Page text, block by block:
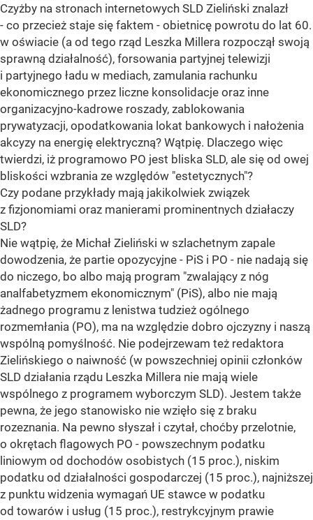
Czyżby na stronach internetowych SLD Zieliński znalazł
- co przecież staje się faktem - obietnicę powrotu do lat 60.
w oświacie (a od tego rząd Leszka Millera rozpoczął swoją
sprawną działalność), forsowania partyjnej telewizji
i partyjnego ładu w mediach, zamulania rachunku
ekonomicznego przez liczne konsolidacje oraz inne
organizacyjno-kadrowe roszady, zablokowania
prywatyzacji, opodatkowania lokat bankowych i nałożenia
akcyzy na energię elektryczną? Wątpię. Dlaczego więc
twierdzi, iż programowo PO jest bliska SLD, ale się od owej
bliskości wzbrania ze względów "estetycznych"?
Czy podane przykłady mają jakikolwiek związek
z fizjonomiami oraz manierami prominentnych działaczy
SLD?
Nie wątpię, że Michał Zieliński w szlachetnym zapale
dowodzenia, że partie opozycyjne - PiS i PO - nie nadają się
do niczego, bo albo mają program "zwalający z nóg
analfabetyzmem ekonomicznym" (PiS), albo nie mają
żadnego programu z lenistwa tudzież ogólnego
rozmemłania (PO), ma na względzie dobro ojczyzny i naszą
wspólną pomyślność. Nie podejrzewam też redaktora
Zielińskiego o naiwność (w powszechniej opinii członków
SLD działania rządu Leszka Millera nie mają wiele
wspólnego z programem wyborczym SLD). Jestem także
pewna, że jego stanowisko nie wzięło się z braku
rozeznania. Na pewno słyszał i czytał, choćby przelotnie,
o okrętach flagowych PO - powszechnym podatku
liniowym od dochodów osobistych (15 proc.), niskim
podatku od działalności gospodarczej (15 proc.), najniższej
z punktu widzenia wymagań UE stawce w podatku
od towarów i usług (15 proc.), restrykcyjnym prawie